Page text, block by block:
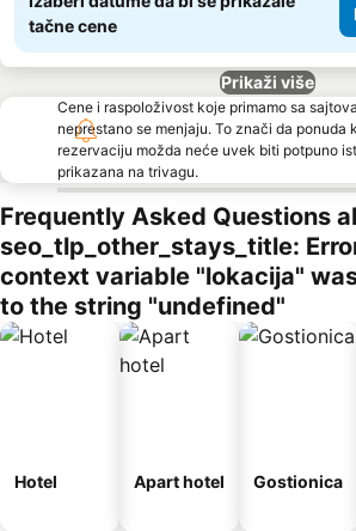
tačne cene
Prikaži više
Cene i raspoloživost koje primamo sa
neprestano se menjaju. To znači da ponuda
rezervaciju možda neće uvek biti potpuno
prikazana na trivagu.
Frequently Asked Questions
seo_tlp_other_stays_title:
context variable "lokacija"
to the string "undefined"
Hotel Apart hotel Gostionica